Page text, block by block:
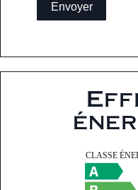
Envoyer